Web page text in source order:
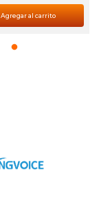
Agregar al carrito